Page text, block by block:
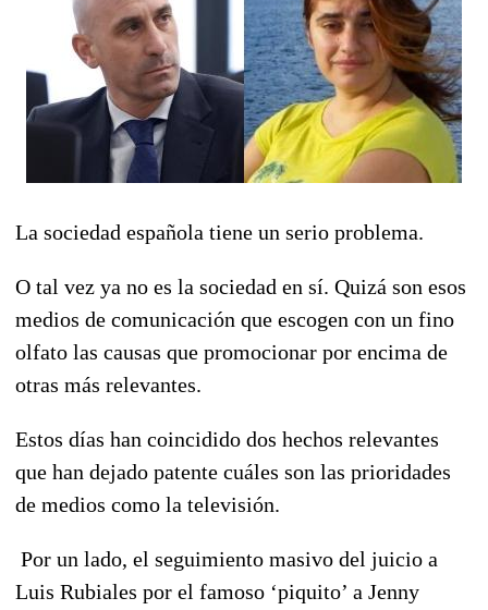
La sociedad española tiene un serio problema.
O tal vez ya no es la sociedad en sí. Quizá son esos
medios de comunicación que escogen con un fino
olfato las causas que promocionar por encima de
otras más relevantes.
Estos días han coincidido dos hechos relevantes
que han dejado patente cuáles son las prioridades
de medios como la televisión.
Por un lado, el seguimiento masivo del juicio a
Luis Rubiales por el famoso ‘piquito’ a Jenny